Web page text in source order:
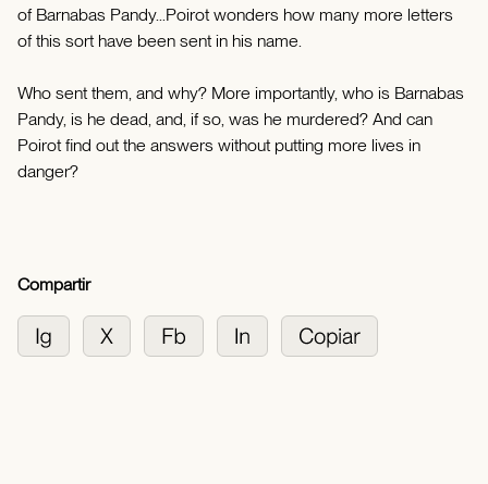
of Barnabas Pandy...Poirot wonders how many more letters
of this sort have been sent in his name.
Who sent them, and why? More importantly, who is Barnabas
Pandy, is he dead, and, if so, was he murdered? And can
Poirot find out the answers without putting more lives in
danger?
Compartir